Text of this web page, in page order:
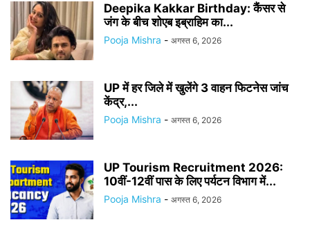
Deepika Kakkar Birthday: कैंसर से
जंग के बीच शोएब इब्राहिम का...
Pooja Mishra - अगस्त 6, 2026
UP में हर जिले में खुलेंगे 3 वाहन फिटनेस जांच
केंद्र,...
Pooja Mishra - अगस्त 6, 2026
UP Tourism Recruitment 2026:
10वीं-12वीं पास के लिए पर्यटन विभाग में...
Pooja Mishra - अगस्त 6, 2026